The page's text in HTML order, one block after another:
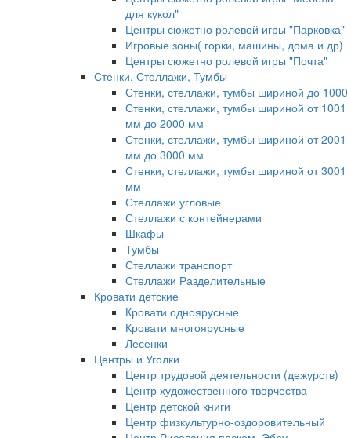
для кукол"
Центры сюжетно ролевой игры "Парковка"
Игровые зоны( горки, машины, дома и др)
Центры сюжетно ролевой игры "Почта"
Стенки, Стеллажи, Тумбы
Стенки, стеллажи, тумбы шириной до 1000
Стенки, стеллажи, тумбы шириной от 1001
мм до 2000 мм
Стенки, стеллажи, тумбы шириной от 2001
мм до 3000 мм
Стенки, стеллажи, тумбы шириной от 3001
мм
Стеллажи угловые
Стеллажи с контейнерами
Шкафы
Тумбы
Стеллажи транспорт
Стеллажи Разделительные
Кровати детские
Кровати одноярусные
Кровати многоярусные
Лесенки
Центры и Уголки
Центр трудовой деятельности (дежурств)
Центр художественного творчества
Центр детской книги
Центр физкультурно-оздоровительный